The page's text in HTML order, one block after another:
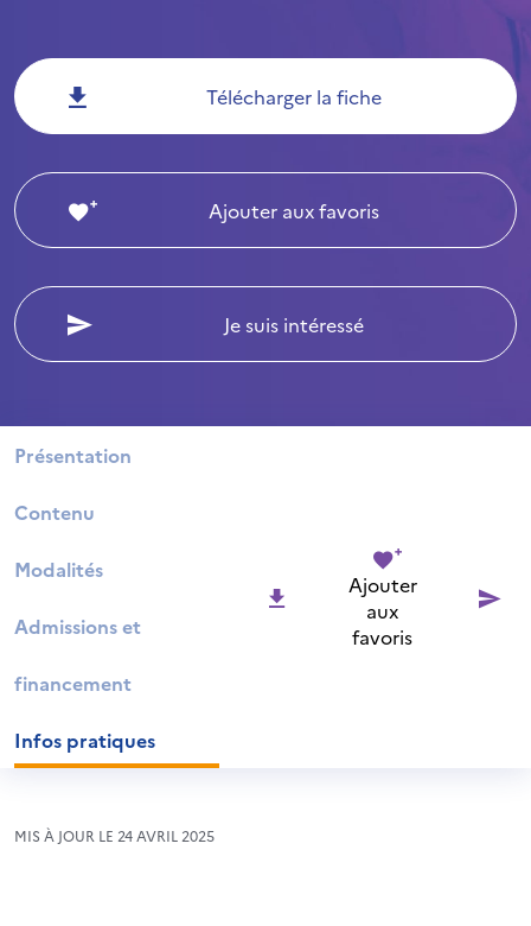
Télécharger la fiche
Ajouter aux favoris
Je suis intéressé
Présentation
Contenu
Modalités
Admissions et
financement
Infos pratiques
Ajouter
aux
favoris
MIS À JOUR LE 24 AVRIL 2025